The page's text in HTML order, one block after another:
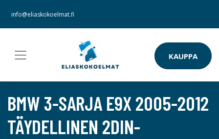
info@eliaskokoelmat.fi
KAUPPA
BMW 3-SARJA E9X 2005-2012
TÄYDELLINEN 2DIN-